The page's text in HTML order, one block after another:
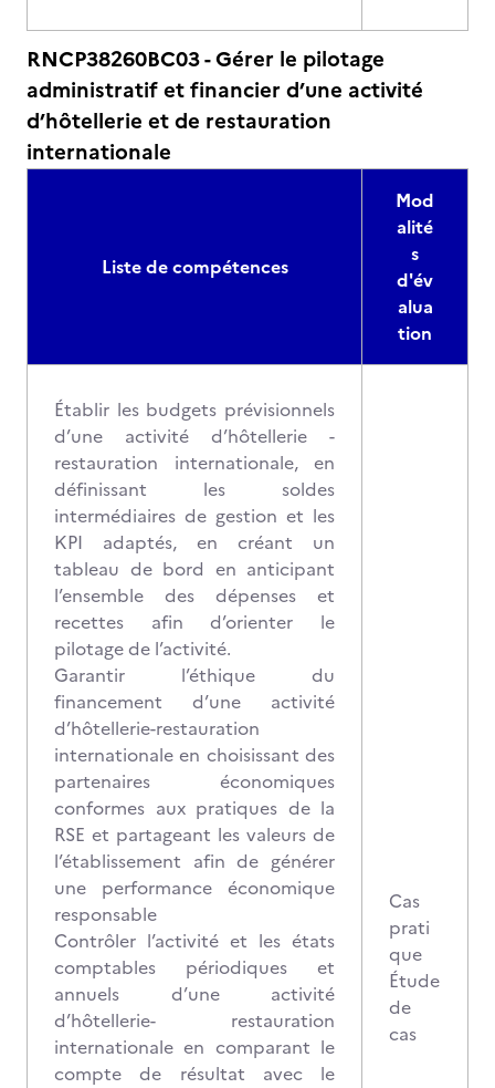
RNCP38260BC03 - Gérer le pilotage
administratif et financier d’une activité
d’hôtellerie et de restauration
internationale
Liste de compétences
Mod
alité
s
d'év
alua
tion
Établir les budgets prévisionnels
d’une activité d’hôtellerie -
restauration internationale, en
définissant les soldes
intermédiaires de gestion et les
KPI adaptés, en créant un
tableau de bord en anticipant
l’ensemble des dépenses et
recettes afin d’orienter le
pilotage de l’activité.
Garantir l’éthique du
financement d’une activité
d’hôtellerie-restauration
internationale en choisissant des
partenaires économiques
conformes aux pratiques de la
RSE et partageant les valeurs de
l’établissement afin de générer
une performance économique
responsable
Contrôler l’activité et les états
comptables périodiques et
annuels d’une activité
d’hôtellerie- restauration
internationale en comparant le
compte de résultat avec le
Cas
prati
que
Étude
de
cas